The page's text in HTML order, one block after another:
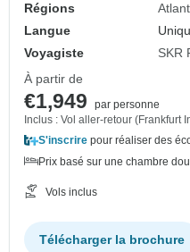
Régions
Langue
Voyagiste
SKR
À partir de
€1,949
par personne
Inclus : Vol aller-retour (Frankfurt
S'inscrire pour réaliser des
Prix basé sur une chambre
Vols inclus
Télécharger la brochure